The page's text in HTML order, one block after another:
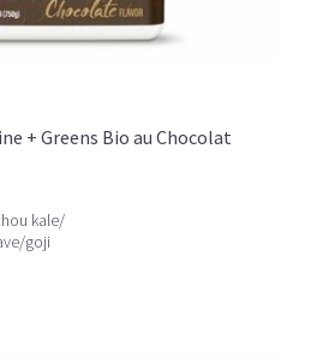
+ Greens Bio au Chocolat
kale/
goji